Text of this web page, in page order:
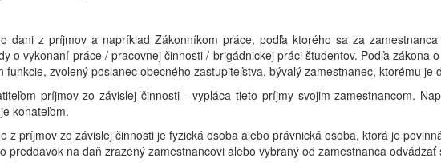
dani z príjmov a napríklad Zákonníkom práce, podľa ktorého sa za
o vykonaní práce / pracovnej činnosti / brigádnickej práci študentov. Podľa zákona
zvolený poslanec obecného zastupiteľstva, bývalý zamestnanec, ktorému je
príjmov zo závislej činnosti - vypláca tieto príjmy svojim zamestnancom.
konateľom.
z príjmov zo závislej činnosti je fyzická osoba alebo právnická osoba, ktorá je
preddavok na daň zrazený zamestnancovi alebo vybraný od zamestnanca